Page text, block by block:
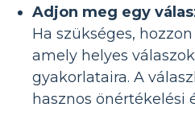
Adjon meg egy
Ha szükséges,
amely helyes
gyakorlataira. A
hasznos önértékelési